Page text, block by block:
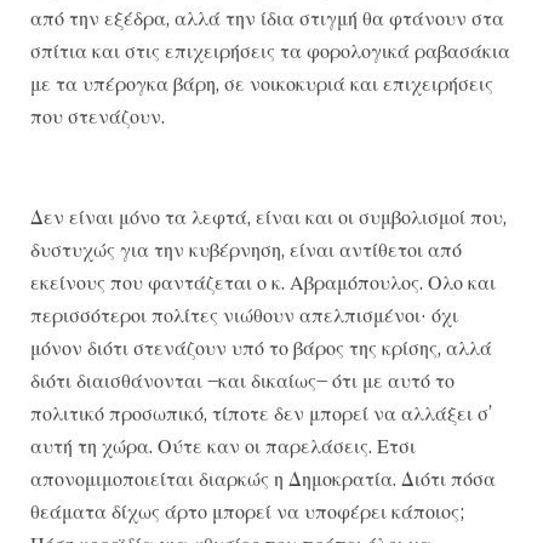
από την εξέδρα, αλλά την ίδια στιγμή θα φτάνουν στα
σπίτια και στις επιχειρήσεις τα φορολογικά ραβασάκια
με τα υπέρογκα βάρη, σε νοικοκυριά και επιχειρήσεις
που στενάζουν.
Δεν είναι μόνο τα λεφτά, είναι και οι συμβολισμοί που,
δυστυχώς για την κυβέρνηση, είναι αντίθετοι από
εκείνους που φαντάζεται ο κ. Αβραμόπουλος. Ολο και
περισσότεροι πολίτες νιώθουν απελπισμένοι· όχι
μόνον διότι στενάζουν υπό το βάρος της κρίσης, αλλά
διότι διαισθάνονται –και δικαίως– ότι με αυτό το
πολιτικό προσωπικό, τίποτε δεν μπορεί να αλλάξει σ’
αυτή τη χώρα. Ούτε καν οι παρελάσεις. Ετσι
απονομιμοποιείται διαρκώς η Δημοκρατία. Διότι πόσα
θεάματα δίχως άρτο μπορεί να υποφέρει κάποιος;